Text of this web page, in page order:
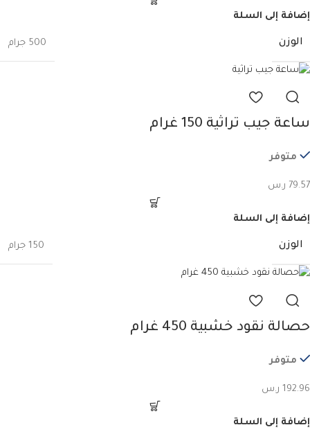
إضافة إلى السلة
الوزن 500 جرام
ساعة جيب تراثية 150 غرام
متوفر
79.57 ر.س
إضافة إلى السلة
الوزن 150 جرام
حصالة نقود خشبية 450 غرام
متوفر
192.96 ر.س
إضافة إلى السلة